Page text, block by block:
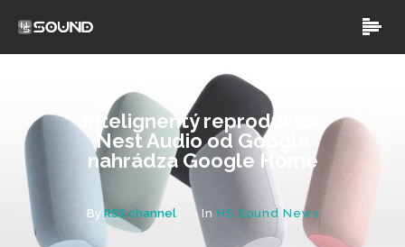
Intelignentý reproduktor
Nest Audio od Google
nahrádza Google Home
By RSS channel In HS Sound News